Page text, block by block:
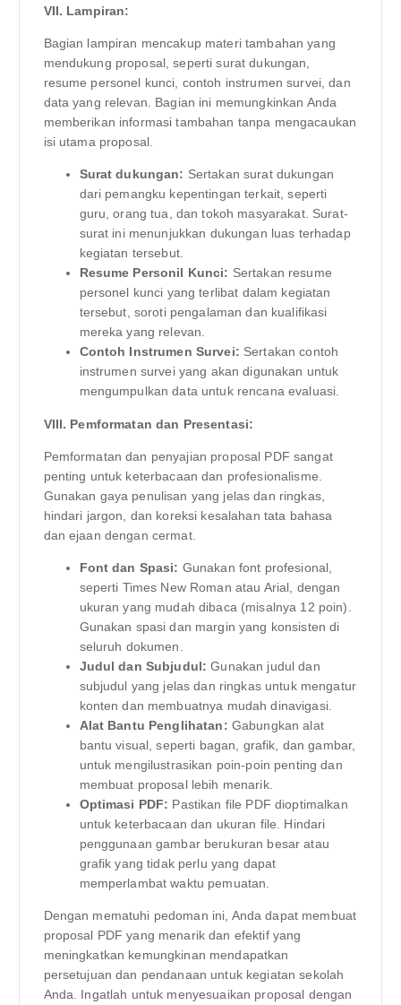
VII. Lampiran:
Bagian lampiran mencakup materi tambahan yang
mendukung proposal, seperti surat dukungan,
resume personel kunci, contoh instrumen survei, dan
data yang relevan. Bagian ini memungkinkan Anda
memberikan informasi tambahan tanpa mengacaukan
isi utama proposal.
Surat dukungan: Sertakan surat dukungan
dari pemangku kepentingan terkait, seperti
guru, orang tua, dan tokoh masyarakat. Surat-
surat ini menunjukkan dukungan luas terhadap
kegiatan tersebut.
Resume Personil Kunci: Sertakan resume
personel kunci yang terlibat dalam kegiatan
tersebut, soroti pengalaman dan kualifikasi
mereka yang relevan.
Contoh Instrumen Survei: Sertakan contoh
instrumen survei yang akan digunakan untuk
mengumpulkan data untuk rencana evaluasi.
VIII. Pemformatan dan Presentasi:
Pemformatan dan penyajian proposal PDF sangat
penting untuk keterbacaan dan profesionalisme.
Gunakan gaya penulisan yang jelas dan ringkas,
hindari jargon, dan koreksi kesalahan tata bahasa
dan ejaan dengan cermat.
Font dan Spasi: Gunakan font profesional,
seperti Times New Roman atau Arial, dengan
ukuran yang mudah dibaca (misalnya 12 poin).
Gunakan spasi dan margin yang konsisten di
seluruh dokumen.
Judul dan Subjudul: Gunakan judul dan
subjudul yang jelas dan ringkas untuk mengatur
konten dan membuatnya mudah dinavigasi.
Alat Bantu Penglihatan: Gabungkan alat
bantu visual, seperti bagan, grafik, dan gambar,
untuk mengilustrasikan poin-poin penting dan
membuat proposal lebih menarik.
Optimasi PDF: Pastikan file PDF dioptimalkan
untuk keterbacaan dan ukuran file. Hindari
penggunaan gambar berukuran besar atau
grafik yang tidak perlu yang dapat
memperlambat waktu pemuatan.
Dengan mematuhi pedoman ini, Anda dapat membuat
proposal PDF yang menarik dan efektif yang
meningkatkan kemungkinan mendapatkan
persetujuan dan pendanaan untuk kegiatan sekolah
Anda. Ingatlah untuk menyesuaikan proposal dengan